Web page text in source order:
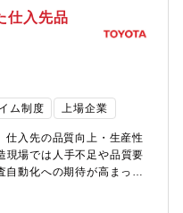
題解決力・接合、放熱、
製品レベルまで落とし込む
造、信頼性を部品単位で
開発・適用できる点【組織
デバイス技術を軸に、世
現するため魅力ある商品を
お届けするべくSi,GaN,SiC
開発、設計をミッションに
寄せられています。年齢
談を行うオープンなカルチ
仕入先品
ム制度 上場企業
仕入先の品質向上・生産性
現場では人手不足や品質要
自動化への期待が高まって
や検査業務の効率化を推進